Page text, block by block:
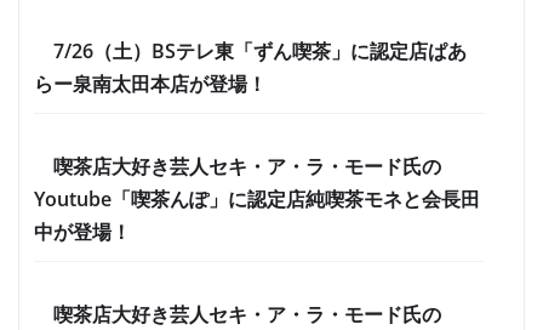
7/26（土）BSテレ東「ずん喫茶」に認定店ぱあ
らー泉南太田本店が登場！
喫茶店大好き芸人セキ・ア・ラ・モード氏の
Youtube「喫茶んぽ」に認定店純喫茶モネと会長田
中が登場！
喫茶店大好き芸人セキ・ア・ラ・モード氏の